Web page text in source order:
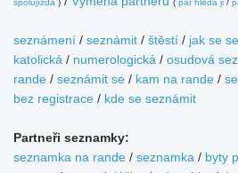
spolujízda ) ( pár hledá ji /
seznámení / seznámit / štěstí / jak se
katolická / numerologická / osudová
rande / seznámit se / kam na rande /
bez registrace / kde se seznámit
Partneři seznamky:
seznamka na rande / seznamka / byty